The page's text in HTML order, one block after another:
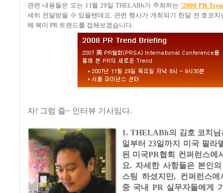
관련 내용들은 오는 11월 29일 THELABh가 주최하는 '2008 PR
세히 전달받을 수 있을텐데요. 관련 행사가 개최되기 한달 전 호코
해 북미 PR 트랜드를 접해보겠습니다.
자! 그럼 즐~ 인터뷰 기사임다.
1. THELABh의 김호 코치님
일부터 23일까지 미국 필라
된 미국PR협회 컨퍼런스에
요. 자세한 사항들은 본인
스팅 하셨지만, 컨퍼런스
중 국내 PR 실무자들에게